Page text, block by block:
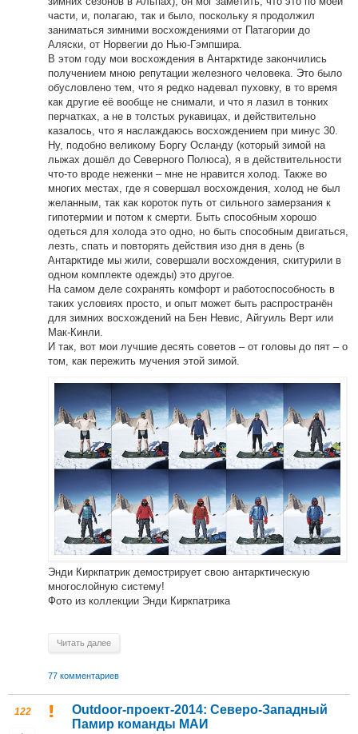
части, и, полагаю, так и было, поскольку я продолжил
заниматься зимними восхождениями от Патагории до
Аляски, от Норвегии до Нью-Гэмпшира.
В этом году мои восхождения в Антарктиде закончились
получением мною репутации железного человека. Это было
обусловлено тем, что я редко надевал пуховку, в то время
как другие её вообще не снимали, и что я лазил в тонких
перчатках, а не в толстых рукавицах, и действительно
казалось, что я наслаждаюсь восхождением при минус 30.
Ну, подобно великому Боргу Осланду (который зимой на
лыжах дошёл до Северного Полюса), я в действительности
что-то вроде неженки – мне не нравится холод. Также во
многих местах, где я совершал восхождения, холод не был
желанным, так как короток путь от сильного замерзания к
гипотермии и потом к смерти. Быть способным хорошо
одеться для холода это одно, но быть способным двигаться,
лезть, спать и повторять действия изо дня в день (в
Антарктиде мы жили, совершали восхождения, скитурили в
одном комплекте одежды) это другое.
На самом деле сохранять комфорт и работоспособность в
таких условиях просто, и опыт может быть распространён
для зимних восхождений на Бен Невис, Айгуиль Верт или
Мак-Кинли.
И так, вот мои лучшие десять советов – от головы до пят – о
том, как пережить мучения этой зимой.
Энди Киркпатрик демострирует свою антарктическую
многослойную систему!
Фото из коллекции Энди Киркпатрика
Читать далее
77 комментариев
122
Outdoor-проект-2014: Северо-Западный
Памир команды МАИ